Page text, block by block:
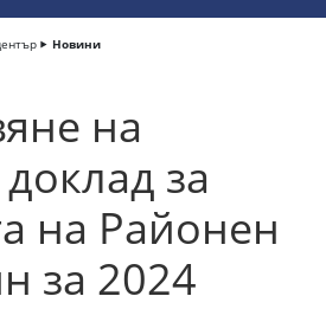
Новини
на
за
на Районен
за 2024